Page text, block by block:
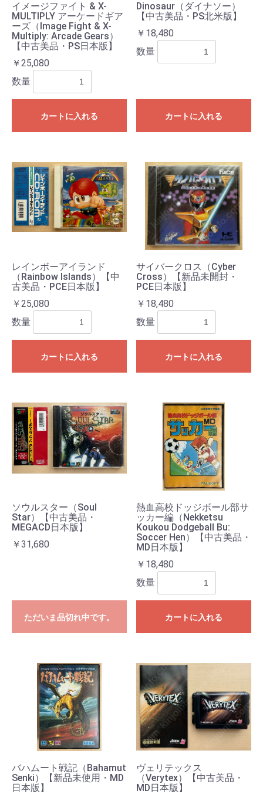
イメージファイト & X-
MULTIPLY アーケードギア
ーズ（Image Fight & X-
Multiply: Arcade Gears）
【中古美品・PS日本版】
￥25,080
数量
カートに入れる
Dinosaur（ダイナソー）
【中古美品・PS北米版】
￥18,480
数量
カートに入れる
レインボーアイランド
（Rainbow Islands）【中
古美品・PCE日本版】
￥25,080
数量
カートに入れる
サイバークロス（Cyber
Cross）【新品未開封・
PCE日本版】
￥18,480
数量
カートに入れる
ソウルスター（Soul
Star）【中古美品・
MEGACD日本版】
￥31,680
ただいま品切れ中です。
熱血高校ドッジボール部サ
ッカー編（Nekketsu
Koukou Dodgeball Bu:
Soccer Hen）【中古美品・
MD日本版】
￥18,480
数量
カートに入れる
バハムート戦記（Bahamut
Senki）【新品未使用・MD
日本版】
ヴェリテックス
（Verytex）【中古美品・
MD日本版】